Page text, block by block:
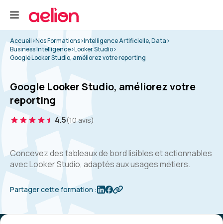
Accueil>Nos Formations>Intelligence Artificielle, Data>
Business Intelligence>Looker Studio>
Google Looker Studio, améliorez votre reporting
Google Looker Studio, améliorez votre
reporting
4.5(10 avis)
Concevez des tableaux de bord lisibles et actionnables
avec Looker Studio, adaptés aux usages métiers.
Partager cette formation :